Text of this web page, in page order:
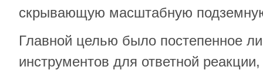
скрывающую масштабную
Главной целью было постепенное
инструментов для ответной